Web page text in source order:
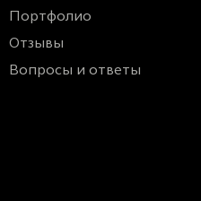
Портфолио
Отзывы
Вопросы и ответы